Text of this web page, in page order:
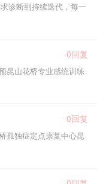
诊断到持续迭代，每一
0回复
昆山花桥专业感统训练
0回复
孤独症定点康复中心昆